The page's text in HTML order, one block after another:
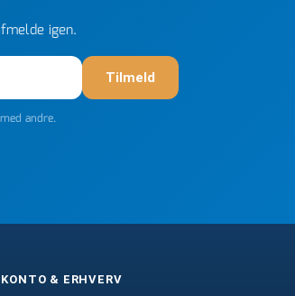
igen.
Tilmeld
andre.
KONTO & ERHVERV